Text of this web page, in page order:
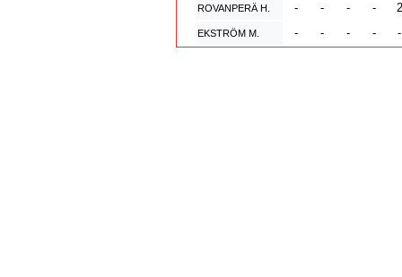
ROVANPERÄ H. - - - - 2
EKSTRÖM M. - - - - -